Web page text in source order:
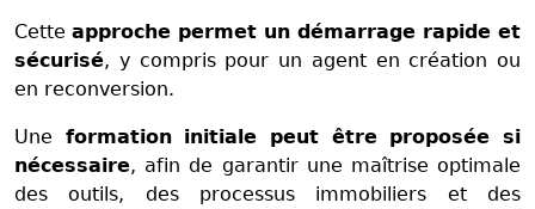
Cette approche permet un démarrage rapide et
sécurisé, y compris pour un agent en création ou
en reconversion.
Une formation initiale peut être proposée si
nécessaire, afin de garantir une maîtrise optimale
des outils, des processus immobiliers et des